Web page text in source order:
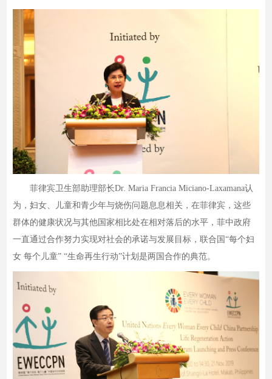
菲律宾卫生部助理部长Dr. Maria Francia Miciano-Laxamana认
为，妇女、儿童和青少年与烧伤问题息息相关，在菲律宾，这些
群体的健康状况与其他国家相比处在相对落后的水平，菲中政府
一直通过合作努力实现对社会的承诺与发展目标，联合国“每个妇
女 每个儿童” “生命再生行动”计划是两国合作的典范。